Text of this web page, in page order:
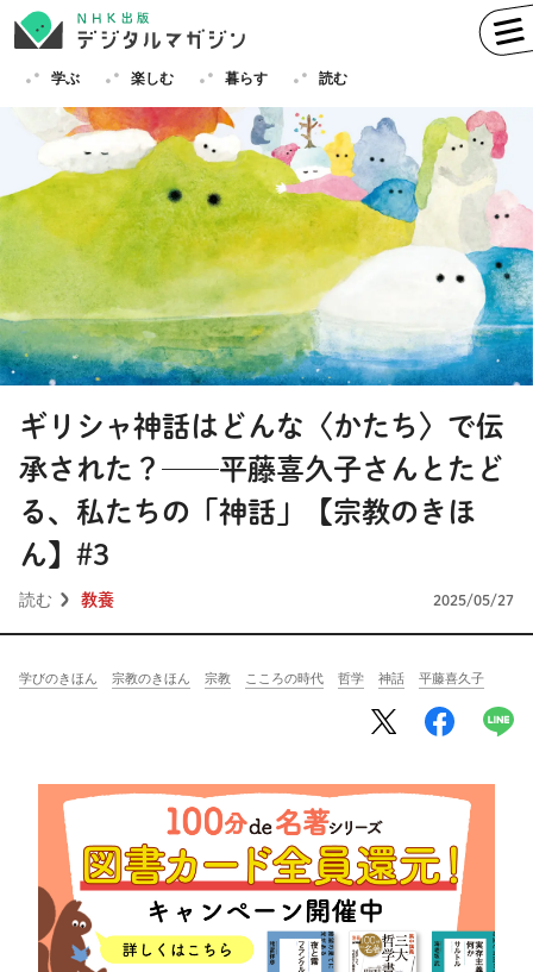
学ぶ 楽しむ 暮らす 読む
学ぶ 英語 フランス語
ドイツ語 イタリア語
スペイン語 ロシア語
中国語 ハングル（韓国語）
その他
暮らす ハンドメイド
作品 その他
きょうのレシピ
レシピ その他
ギリシャ神話はどんな〈かたち〉で伝
承された？──平藤喜久子さんとたど
る、私たちの「神話」【宗教のきほ
ん】#3
読む 教養 2025/05/27
学びのきほん 宗教のきほん 宗教 こころの時代 哲学 神話 平藤喜久子